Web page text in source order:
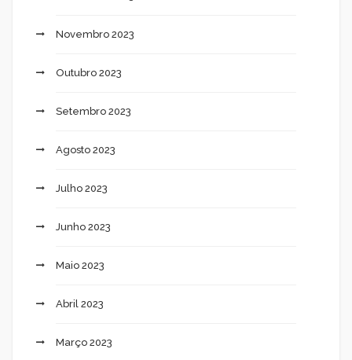
Novembro 2023
Outubro 2023
Setembro 2023
Agosto 2023
Julho 2023
Junho 2023
Maio 2023
Abril 2023
Março 2023